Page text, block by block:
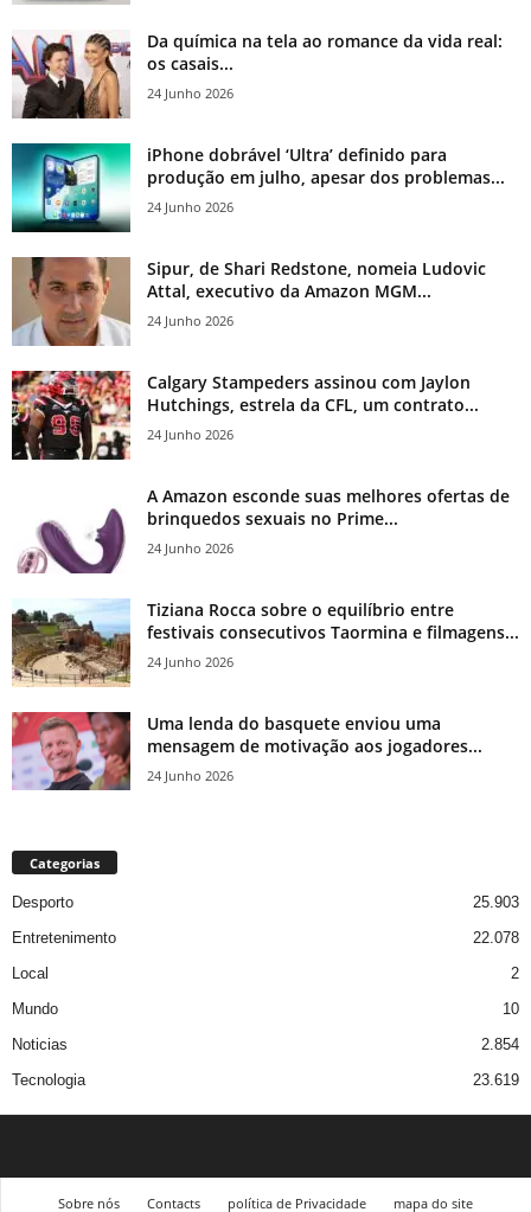
Da química na tela ao romance da vida real:
os casais...
24 Junho 2026
iPhone dobrável ‘Ultra’ definido para
produção em julho, apesar dos problemas...
24 Junho 2026
Sipur, de Shari Redstone, nomeia Ludovic
Attal, executivo da Amazon MGM...
24 Junho 2026
Calgary Stampeders assinou com Jaylon
Hutchings, estrela da CFL, um contrato...
24 Junho 2026
A Amazon esconde suas melhores ofertas de
brinquedos sexuais no Prime...
24 Junho 2026
Tiziana Rocca sobre o equilíbrio entre
festivais consecutivos Taormina e filmagens...
24 Junho 2026
Uma lenda do basquete enviou uma
mensagem de motivação aos jogadores...
24 Junho 2026
Categorias
Desporto
25.903
Entretenimento
22.078
Local
2
Mundo
10
Noticias
2.854
Tecnologia
23.619
Sobre nós Contacts política de Privacidade mapa do site